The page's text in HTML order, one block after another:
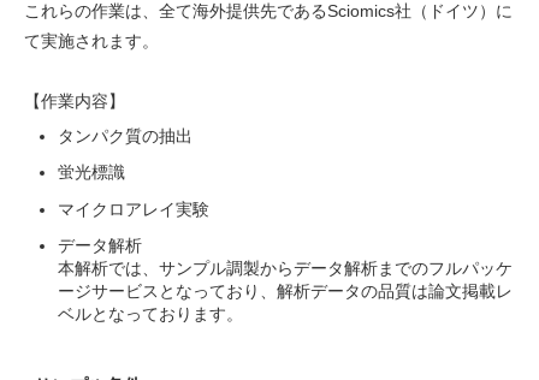
これらの作業は、全て海外提供先であるSciomics社（ドイツ）に
て実施されます。
【作業内容】
タンパク質の抽出
蛍光標識
マイクロアレイ実験
データ解析
本解析では、サンプル調製からデータ解析までのフルパッケ
ージサービスとなっており、解析データの品質は論文掲載レ
ベルとなっております。